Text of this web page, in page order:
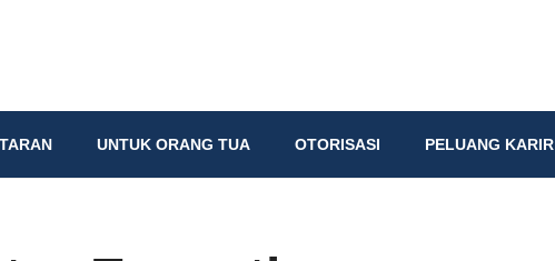
UNTUK ORANG TUA OTORISASI PELUANG KARIR